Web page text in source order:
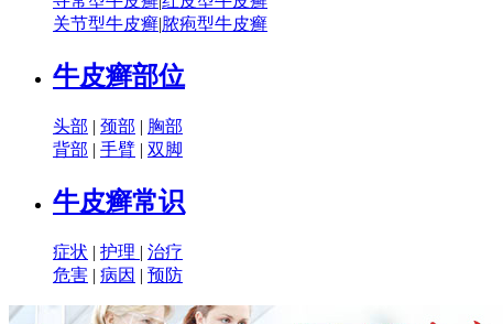
关节型牛皮癣|脓疱型牛皮癣
牛皮癣部位
头部 | 颈部 | 胸部
背部 | 手臂 | 双脚
牛皮癣常识
症状 | 护理 | 治疗
危害 | 病因 | 预防